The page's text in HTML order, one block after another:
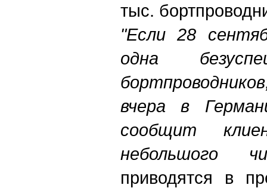
тыс.
"Если 28
одна
вчера в
сообщит
небольшого
приводятся в